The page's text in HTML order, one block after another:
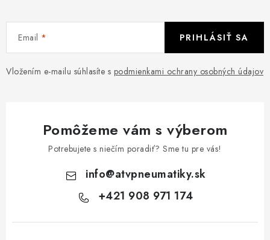
Email
Vložením e-mailu súhlasíte s podmienkami ochrany osobných údajov
PRIHLÁSIŤ SA
Pomôžeme vám s výberom
Potrebujete s niečím poradiť? Sme tu pre vás!
info@atvpneumatiky.sk
+421 908 971 174